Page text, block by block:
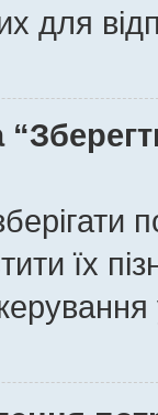
для
їх